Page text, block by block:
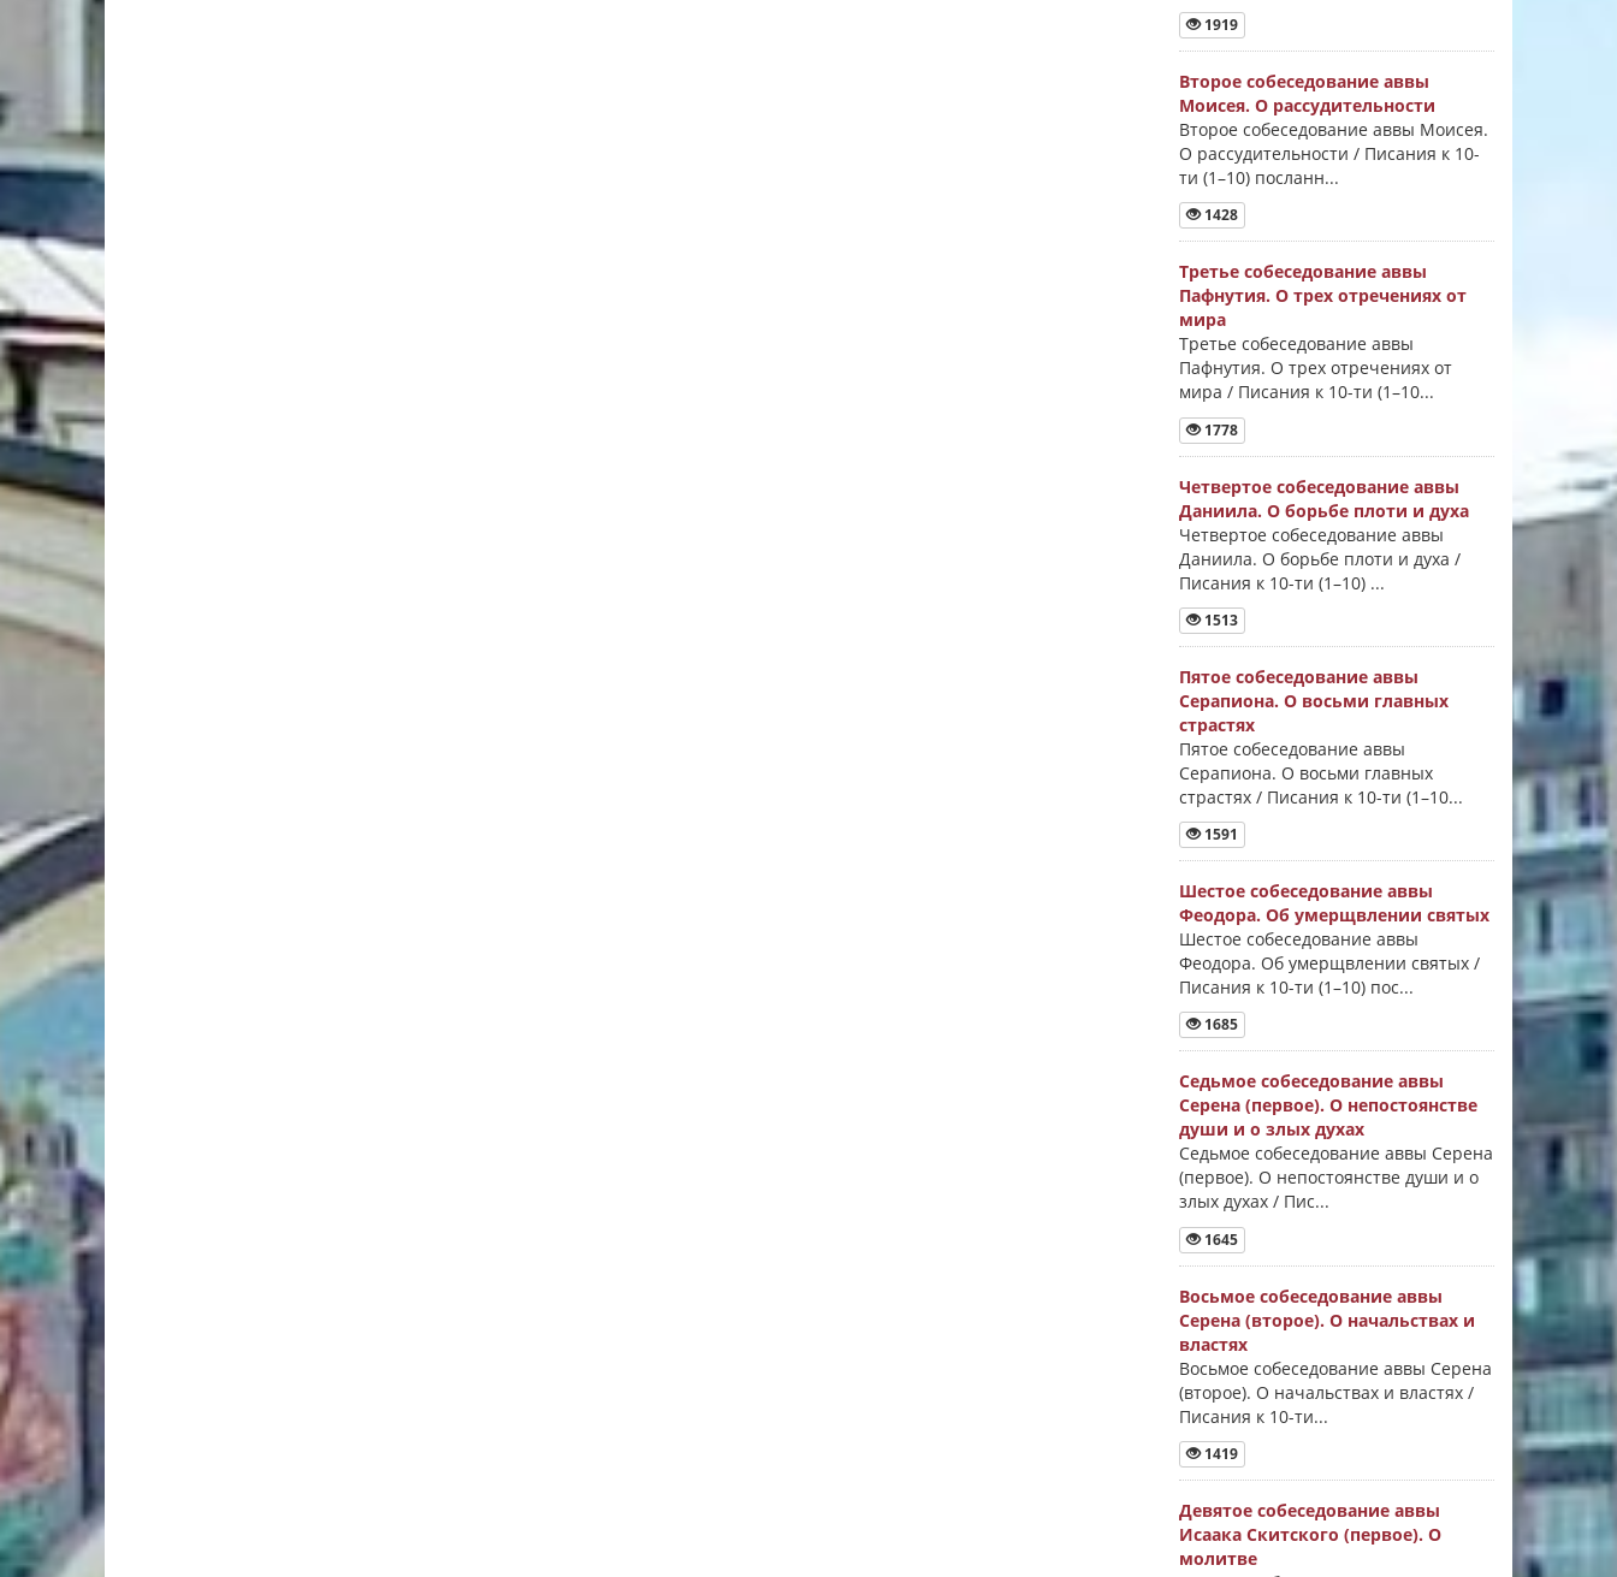
1919
Второе собеседование аввы
Моисея. О рассудительности
Второе собеседование аввы Моисея.
О рассудительности / Писания к 10-
ти (1–10) посланн...
1428
Третье собеседование аввы
Пафнутия. О трех отречениях от
мира
Третье собеседование аввы
Пафнутия. О трех отречениях от
мира / Писания к 10-ти (1–10...
1778
Четвертое собеседование аввы
Даниила. О борьбе плоти и духа
Четвертое собеседование аввы
Даниила. О борьбе плоти и духа /
Писания к 10-ти (1–10) ...
1513
Пятое собеседование аввы
Серапиона. О восьми главных
страстях
Пятое собеседование аввы
Серапиона. О восьми главных
страстях / Писания к 10-ти (1–10...
1591
Шестое собеседование аввы
Феодора. Об умерщвлении святых
Шестое собеседование аввы
Феодора. Об умерщвлении святых /
Писания к 10-ти (1–10) пос...
1685
Седьмое собеседование аввы
Серена (первое). О непостоянстве
души и о злых духах
Седьмое собеседование аввы Серена
(первое). О непостоянстве души и о
злых духах / Пис...
1645
Восьмое собеседование аввы
Серена (второе). О начальствах и
властях
Восьмое собеседование аввы Серена
(второе). О начальствах и властях /
Писания к 10-ти...
1419
Девятое собеседование аввы
Исаака Скитского (первое). О
молитве